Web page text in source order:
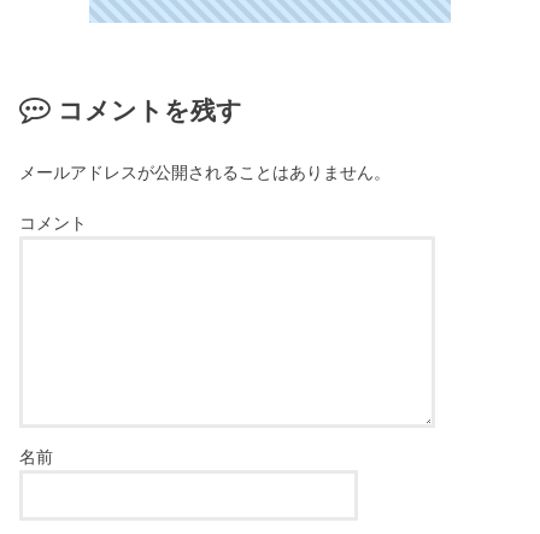
コメントを残す
メールアドレスが公開されることはありません。
コメント
名前